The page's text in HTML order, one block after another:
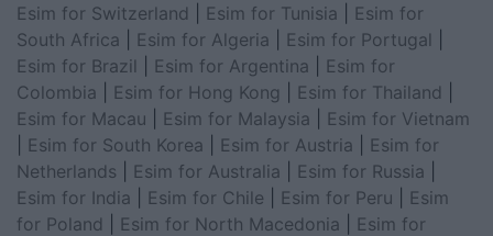
Esim for Switzerland
Esim for Tunisia
Esim for
South Africa
Esim for Algeria Esim for Portugal
Esim for Brazil
Esim for Argentina
Esim for
Colombia
Esim for Hong Kong Esim for Thailand
Esim for Macau
Esim for Malaysia
Esim for Vietnam
Esim for South Korea Esim for Austria
Esim for
Netherlands
Esim for Australia Esim for Russia
Esim for India
Esim for Chile Esim for Peru
Esim
for Poland
Esim for North Macedonia
Esim for